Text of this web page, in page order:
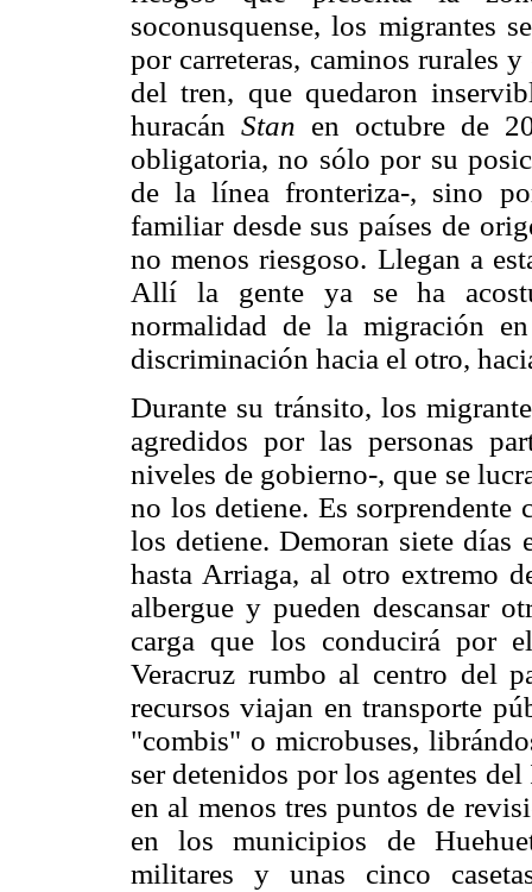
soconusquense, los migrantes
por carreteras, caminos rurales
del tren, que quedaron
huracán Stan en octubre de
obligatoria, no sólo por su
de la línea fronteriza-, sino
familiar desde sus países de
no menos riesgoso. Llegan a
Allí la gente ya se ha
normalidad de la migración
discriminación hacia el otro,
Durante su tránsito, los
agredidos por las personas
niveles de gobierno-, que se
no los detiene. Es sorprendente
los detiene. Demoran siete días
hasta Arriaga, al otro extremo
albergue y pueden descansar
carga que los conducirá por
Veracruz rumbo al centro del
recursos viajan en transporte
"combis" o microbuses,
ser detenidos por los agentes
en al menos tres puntos de
en los municipios de
militares y unas cinco